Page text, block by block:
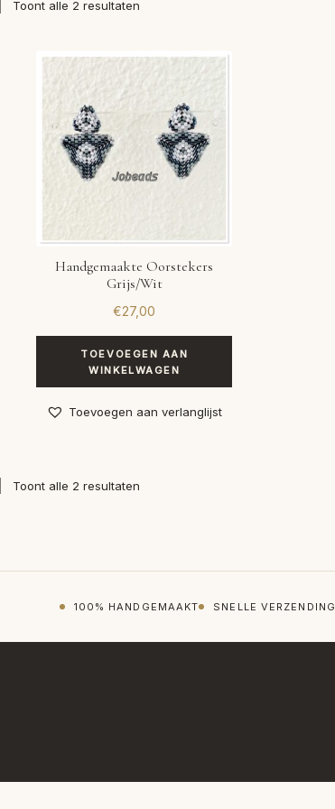
Toont alle 2 resultaten
Handgemaakte Oorstekers
Grijs/Wit
€27,00
TOEVOEGEN AAN
WINKELWAGEN
Toevoegen aan verlanglijst
Toont alle 2 resultaten
100% HANDGEMAAKT SNELLE VERZENDING